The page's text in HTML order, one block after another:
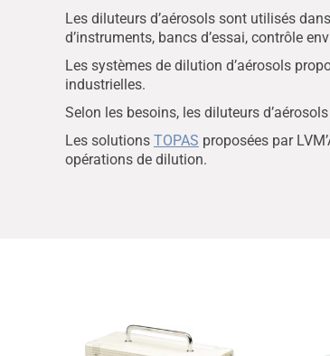
Les diluteurs d’aérosols sont utilisés
d’instruments, bancs d’essai, contrôle
Les systèmes de dilution d’aérosols
industrielles.
Selon les besoins, les diluteurs
Les solutions TOPAS proposées par
opérations de dilution.